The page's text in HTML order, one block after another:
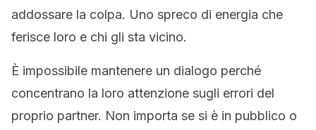
addossare la colpa. Uno spreco di energia che
ferisce loro e chi gli sta vicino.
È impossibile mantenere un dialogo perché
concentrano la loro attenzione sugli errori del
proprio partner. Non importa se si è in pubblico o